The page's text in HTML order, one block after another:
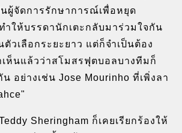
นผู้จัดการรักษาการณ์เพื่อหยุด
ให้บรรดานักเตะกลับมาร่วมใจกัน
ตัวเลือกระยะยาว แต่ก็จำเป็นต้อง
ห็นแล้วว่าสโมสรฟุตบอลบางทีมก็
อย่างเช่น Jose Mourinho ที่เพิ่งลา
Sheringham ก็เคยเรียกร้องให้